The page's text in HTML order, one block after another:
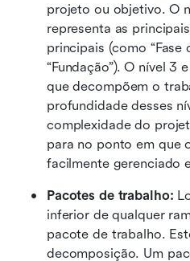
projeto ou objetivo. O
representa as
principais (como “Fase
“Fundação”). O nível 3
que decompõem o
profundidade desses
complexidade do
para no ponto em que
facilmente gerenciado
Pacotes de trabalho:
inferior de qualquer
pacote de trabalho.
decomposição. Um